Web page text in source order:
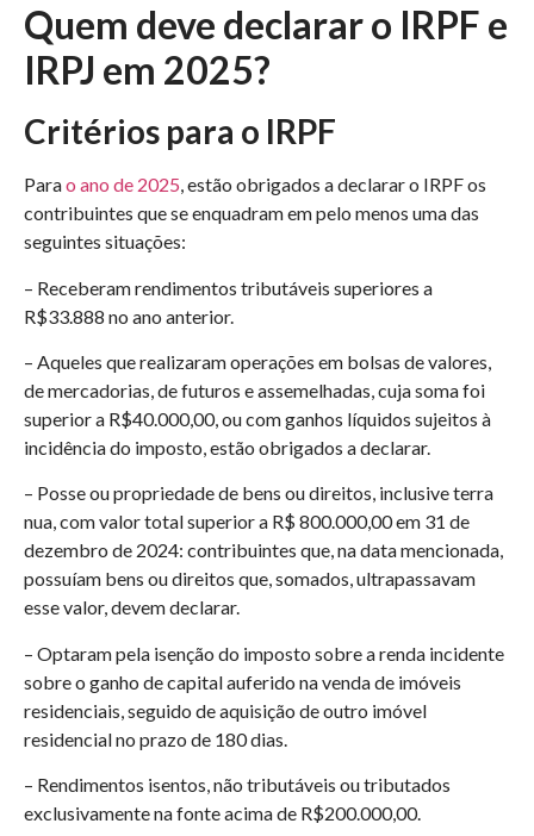
Quem deve declarar o IRPF e
IRPJ em 2025?
Critérios para o IRPF
Parao ano de 2025, estão obrigados a declarar o IRPF os
contribuintes que se enquadram em pelo menos uma das
seguintes situações:​
– Receberam rendimentos tributáveis superiores a
R$33.888 no ano anterior.
– Aqueles que realizaram operações em bolsas de valores,
de mercadorias, de futuros e assemelhadas, cuja soma foi
superior a R$40.000,00, ou com ganhos líquidos sujeitos à
incidência do imposto, estão obrigados a declarar.
– Posse ou propriedade de bens ou direitos, inclusive terra
nua, com valor total superior a R$ 800.000,00 em 31 de
dezembro de 2024: contribuintes que, na data mencionada,
possuíam bens ou direitos que, somados, ultrapassavam
esse valor, devem declarar.
– Optaram pela isenção do imposto sobre a renda incidente
sobre o ganho de capital auferido na venda de imóveis
residenciais, seguido de aquisição de outro imóvel
residencial no prazo de 180 dias.​
– Rendimentos isentos, não tributáveis ou tributados
exclusivamente na fonte acima de R$200.000,00.